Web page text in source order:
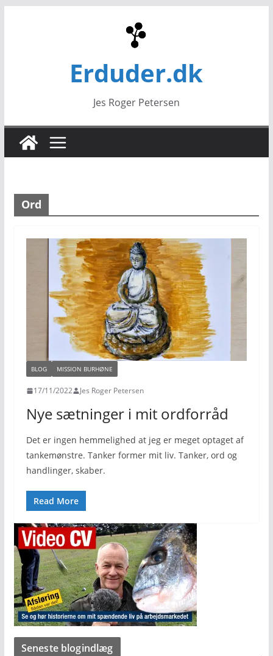
Erduder.dk
Jes Roger Petersen
Ord
BLOG MISSION BURHØNE
17/11/2022 Jes Roger Petersen
Nye sætninger i mit ordforråd
Det er ingen hemmelighed at jeg er meget optaget af
tankemønstre. Tanker former mit liv. Tanker, ord og
handlinger, skaber.
Read More
Seneste blogindlæg